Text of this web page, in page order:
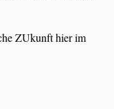
ZUkunft hier im